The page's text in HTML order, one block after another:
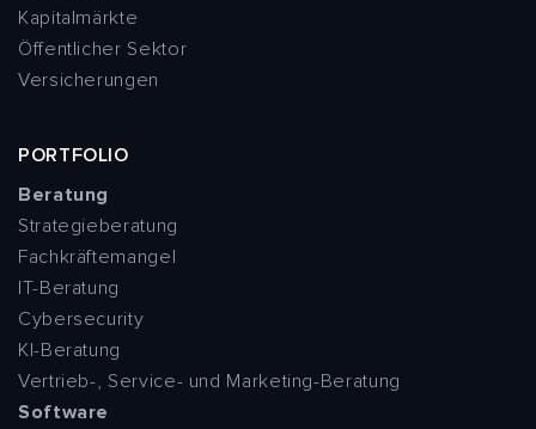
Kapitalmärkte
Öffentlicher Sektor
Versicherungen
PORTFOLIO
Beratung
Strategieberatung
Fachkräftemangel
IT-Beratung
Cybersecurity
KI-Beratung
Vertrieb-, Service- und Marketing-Beratung
Software